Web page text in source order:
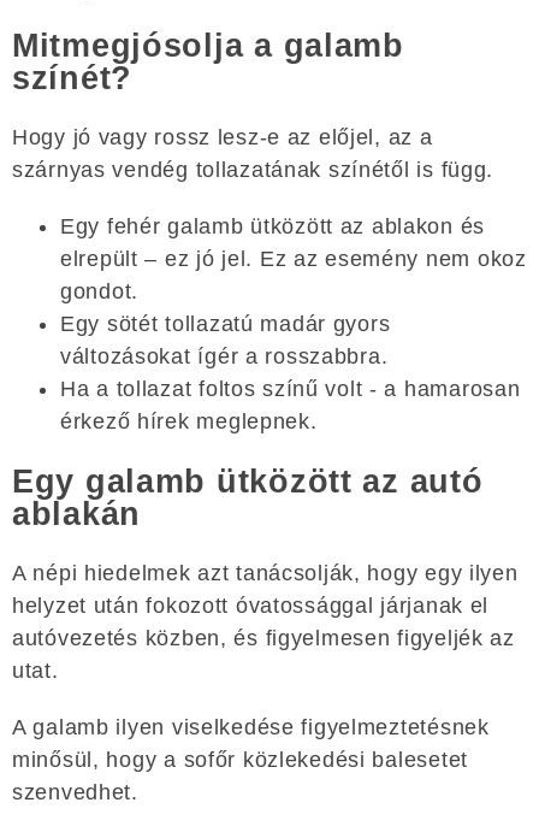
Mitmegjósolja a galamb
színét?
Hogy jó vagy rossz lesz-e az előjel, az a
szárnyas vendég tollazatának színétől is függ.
Egy fehér galamb ütközött az ablakon és
elrepült – ez jó jel. Ez az esemény nem okoz
gondot.
Egy sötét tollazatú madár gyors
változásokat ígér a rosszabbra.
Ha a tollazat foltos színű volt - a hamarosan
érkező hírek meglepnek.
Egy galamb ütközött az autó
ablakán
A népi hiedelmek azt tanácsolják, hogy egy ilyen
helyzet után fokozott óvatossággal járjanak el
autóvezetés közben, és figyelmesen figyeljék az
utat.
A galamb ilyen viselkedése figyelmeztetésnek
minősül, hogy a sofőr közlekedési balesetet
szenvedhet.